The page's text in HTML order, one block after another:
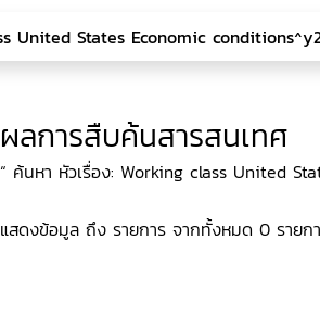
ผลการสืบค้นสารสนเทศ
“ ค้นหา หัวเรื่อง: Working class United
แสดงข้อมูล ถึง รายการ จากทั้งหมด 0 รายก